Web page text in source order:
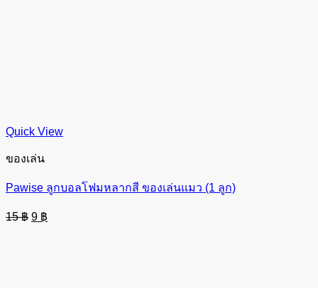
Quick View
ของเล่น
Pawise ลูกบอลโฟมหลากสี ของเล่นแมว (1 ลูก)
15฿ Original
price
9 ฿
price